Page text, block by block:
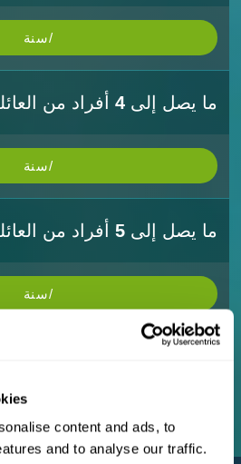
content and ads, to
and to analyse our traffic.
/سنة
ما يصل إلى4 أفراد من
/سنة
ما يصل إلى5 أفراد من
/سنة
/سنة